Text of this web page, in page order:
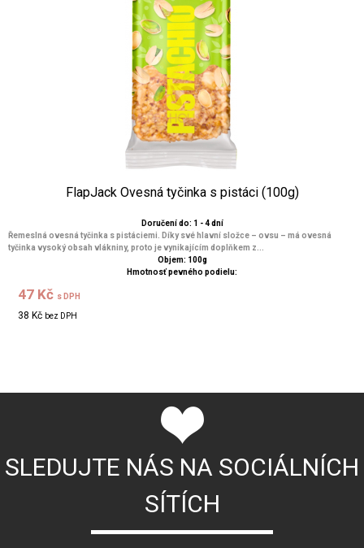
FlapJack Ovesná tyčinka s pistáci (100g)
Doručení do: 1 - 4 dní
Řemeslná ovesná tyčinka s pistáciemi. Díky své hlavní složce – ovsu – má ovesná
tyčinka vysoký obsah vlákniny, proto je vynikajícím doplňkem z...
Objem: 100g
Hmotnosť pevného podielu:
47 Kč s DPH
38 Kč bez DPH
SLEDUJTE NÁS NA SOCIÁLNÍCH
SÍTÍCH